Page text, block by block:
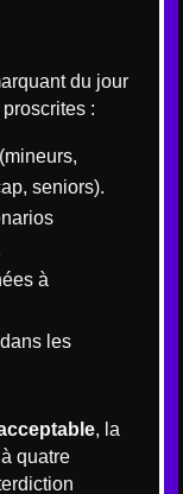
du jour
:
(mineurs,
seniors).
à
dans les
, la
quatre